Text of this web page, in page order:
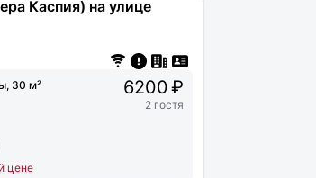
Каспия) на улице
30 м²
цене
6200 ₽
2 гостя